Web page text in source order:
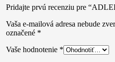
Pridajte prvú recenziu pre
Vaša e-mailová adresa nebude
označené *
Vaše hodnotenie *